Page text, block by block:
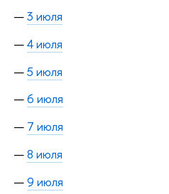
3 июля
4 июля
5 июля
6 июля
7 июля
8 июля
9 июля